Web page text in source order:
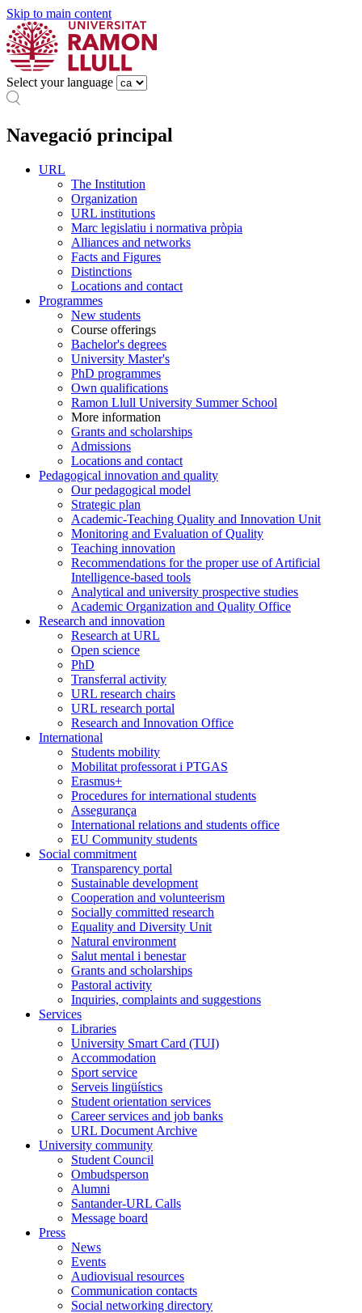
Skip to main content
Select your language
Navegació principal
URL
The Institution
Organization
URL institutions
Marc legislatiu i normativa pròpia
Alliances and networks
Facts and Figures
Distinctions
Locations and contact
Programmes
New students
Course offerings
Bachelor's degrees
University Master's
PhD programmes
Own qualifications
Ramon Llull University Summer School
More information
Grants and scholarships
Admissions
Locations and contact
Pedagogical innovation and quality
Our pedagogical model
Strategic plan
Academic-Teaching Quality and Innovation Unit
Monitoring and Evaluation of Quality
Teaching innovation
Recommendations for the proper use of Artificial
Intelligence-based tools
Analytical and university prospective studies
Academic Organization and Quality Office
Research and innovation
Research at URL
Open science
PhD
Transferral activity
URL research chairs
URL research portal
Research and Innovation Office
International
Students mobility
Mobilitat professorat i PTGAS
Erasmus+
Procedures for international students
Assegurança
International relations and students office
EU Community students
Social commitment
Transparency portal
Sustainable development
Cooperation and volunteerism
Socially committed research
Equality and Diversity Unit
Natural environment
Salut mental i benestar
Grants and scholarships
Pastoral activity
Inquiries, complaints and suggestions
Services
Libraries
University Smart Card (TUI)
Accommodation
Sport service
Serveis lingüístics
Student orientation services
Career services and job banks
URL Document Archive
University community
Student Council
Ombudsperson
Alumni
Santander-URL Calls
Message board
Press
News
Events
Audiovisual resources
Communication contacts
Social networking directory